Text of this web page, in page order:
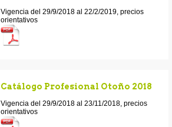
Vigencia del 29/9/2018 al 22/2/2019, precios
orientativos
Catálogo Profesional Otoño 2018
Vigencia del 29/9/2018 al 23/11/2018, precios
orientativos